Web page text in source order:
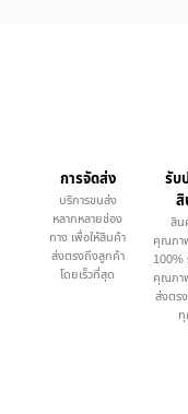
การจัดส่ง
บริการขนส่ง
หลากหลายช่อง
ทาง เพื่อให้สินค้า
ส่งตรงถึงลูกค้า
โดยเร็วที่สุด
รับ
สิ
สิน
คุณภา
100%
คุณภา
ส่งตร